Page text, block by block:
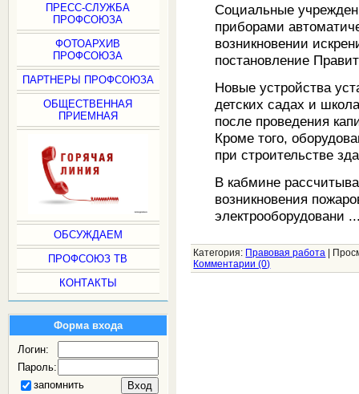
ПРЕСС-СЛУЖБА
ПРОФСОЮЗА
ФОТОАРХИВ
ПРОФСОЮЗА
ПАРТНЕРЫ ПРОФСОЮЗА
ОБЩЕСТВЕННАЯ
ПРИЕМНАЯ
ОБСУЖДАЕМ
ПРОФСОЮЗ ТВ
КОНТАКТЫ
Форма входа
Логин:
Пароль:
запомнить
Социальные
приборами
возникновении
постановление
Новые устройства
детских садах и
после проведения
Кроме того,
при строительстве
В кабмине
возникновения
электрооборудовани
Категория: Правовая работа |
Комментарии (0)